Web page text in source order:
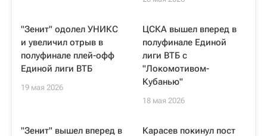
"Зенит" одолел УНИКС
и увеличил отрыв в
полуфинале плей-офф
Единой лиги ВТБ
19 мая 2026
ЦСКА вышел вперед в
полуфинале Единой
лиги ВТБ с
"Локомотивом-
Кубанью"
18 мая 2026
"Зенит" вышел вперед в
Карасев покинул пост